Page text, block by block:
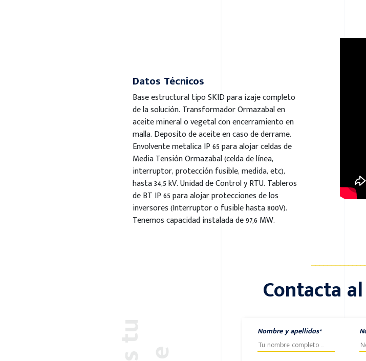
Datos Técnicos
Base estructural tipo SKID para izaje completo
de la solución. Transformador Ormazabal en
aceite mineral o vegetal con encerramiento en
malla. Deposito de aceite en caso de derrame.
Envolvente metalica IP 65 para alojar celdas de
Media Tensión Ormazabal (celda de línea,
interruptor, protección fusible, medida, etc),
hasta 34,5 kV. Unidad de Control y RTU. Tableros
de BT IP 65 para alojar protecciones de los
inversores (Interruptor o fusible hasta 800V).
Tenemos capacidad instalada de 97,6 MW.
Contacta
Nombre y apellidos*